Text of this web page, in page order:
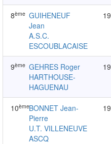
8ème GUIHENEUF
Jean
A.S.C.
ESCOUBLACAISE
19
9ème GEHRES Roger
HARTHOUSE-
HAGUENAU
19
10èmeBONNET Jean-
Pierre
U.T. VILLENEUVE
ASCQ
19